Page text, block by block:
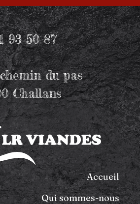
93 50 87
du pas
Challans
Accueil
Qui sommes-nous